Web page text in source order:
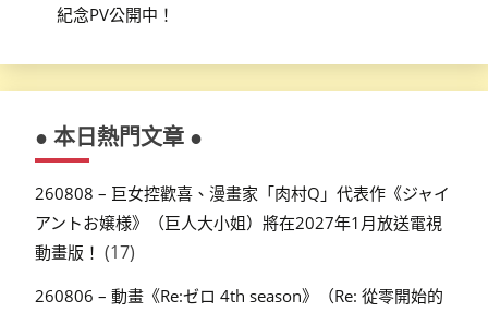
紀念PV公開中！
● 本日熱門文章 ●
260808 – 巨女控歡喜、漫畫家「肉村Q」代表作《ジャイ
アントお嬢様》（巨人大小姐）將在2027年1月放送電視
動畫版！ (17)
260806 – 動畫《Re:ゼロ 4th season》（Re: 從零開始的